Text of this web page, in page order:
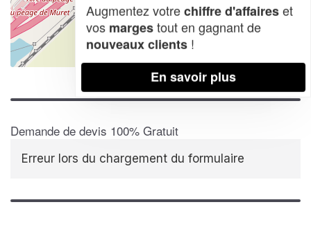
Leaflet| Map data ©OpenStreetMap contributors,CC-BY-SA
Demande de devis 100% Gratuit
Erreur lors du chargement du formulaire
Augmentez votrechiffre d'affaireset
vos margestout en gagnant de
nouveaux clients !
En savoir plus